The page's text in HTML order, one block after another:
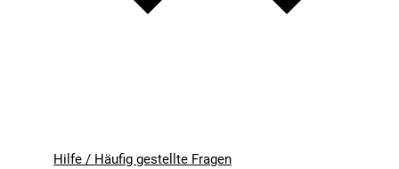
Hilfe / Häufig gestellte Fragen